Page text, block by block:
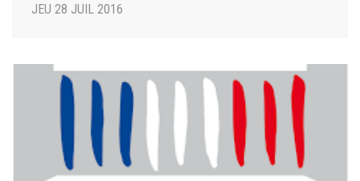
JEU 28 JUIL 2016